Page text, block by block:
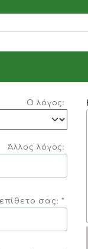
Ο λόγος:
Άλλος λόγος:
σας: *